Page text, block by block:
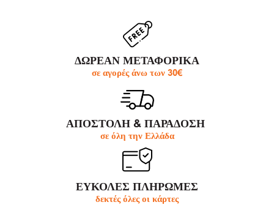
ΔΩΡΕΑΝ ΜΕΤΑΦΟΡΙΚΑ
σε αγορές άνω των 30€
ΑΠΟΣΤΟΛΗ & ΠΑΡΆΔΟΣΗ
σε όλη την Ελλάδα
ΕΥΚΟΛΕΣ ΠΛΗΡΩΜΕΣ
δεκτές όλες οι κάρτες